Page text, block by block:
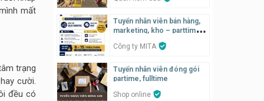
mất
trạng
cười.
đều có
Tuyển nhân viên bán hàng,
marketing, kho – parttime,
Công ty MITA
Tuyển nhân viên đóng gói
partime, fulltime
Shop online